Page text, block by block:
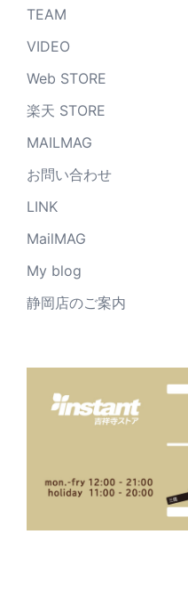
TEAM
VIDEO
Web STORE
楽天 STORE
MAILMAG
お問い合わせ
LINK
MailMAG
My blog
静岡店のご案内